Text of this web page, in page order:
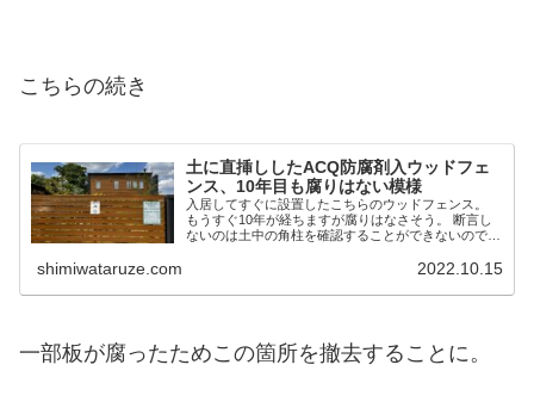
こちらの続き
土に直挿ししたACQ防腐剤入ウッドフェ
ンス、10年目も腐りはない模様
入居してすぐに設置したこちらのウッドフェンス。
もうすぐ10年が経ちますが腐りはなさそう。 断言し
ないのは土中の角柱を確認することができないので。
ックルをかましてますが何ともないので大丈夫で...
shimiwataruze.com 2022.10.15
一部板が腐ったためこの箇所を撤去することに。